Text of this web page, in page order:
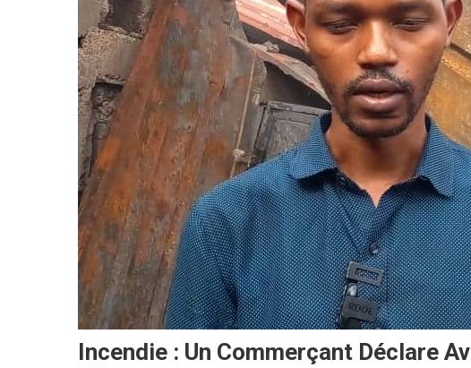
Incendie : Un Commerçant Déclare